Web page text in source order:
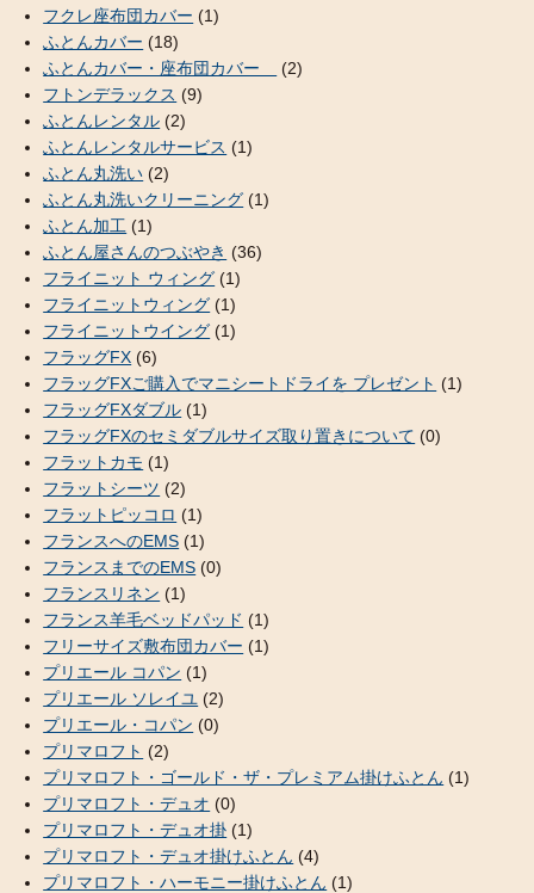
フクレ座布団カバー (1)
ふとんカバー (18)
ふとんカバー・座布団カバー
(2)
フトンデラックス (9)
ふとんレンタル (2)
ふとんレンタルサービス (1)
ふとん丸洗い (2)
ふとん丸洗いクリーニング (1)
ふとん加工 (1)
ふとん屋さんのつぶやき (36)
フライニット ウィング (1)
フライニットウィング (1)
フライニットウイング (1)
フラッグFX (6)
フラッグFXご購入でマニシートドライを プレゼント (1)
フラッグFXダブル (1)
フラッグFXのセミダブルサイズ取り置きについて (0)
フラットカモ (1)
フラットシーツ (2)
フラットピッコロ (1)
フランスへのEMS (1)
フランスまでのEMS (0)
フランスリネン (1)
フランス羊毛ベッドパッド (1)
フリーサイズ敷布団カバー (1)
プリエール コパン (1)
プリエール ソレイユ (2)
プリエール・コパン (0)
プリマロフト (2)
プリマロフト・ゴールド・ザ・プレミアム掛けふとん (1)
プリマロフト・デュオ (0)
プリマロフト・デュオ掛 (1)
プリマロフト・デュオ掛けふとん (4)
プリマロフト・ハーモニー掛けふとん (1)